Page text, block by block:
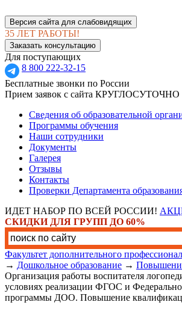
Версия сайта для слабовидящих
35 ЛЕТ РАБОТЫ!
Заказать консультацию
Для поступающих
8 800 222-32-15
Бесплатные звонки по России
Прием заявок с сайта КРУГЛОСУТОЧНО
Сведения об образовательной
Программы обучения
Наши сотрудники
Документы
Галерея
Отзывы
Контакты
Проверки Департамента
ИДЕТ НАБОР ПО ВСЕЙ РОССИИ!
СКИДКИ ДЛЯ ГРУПП ДО 60%
Факультет дополнительного
→ Дошкольное образование →
Организация работы воспитателя
условиях реализации ФГОС и
программы ДОО. Повышение